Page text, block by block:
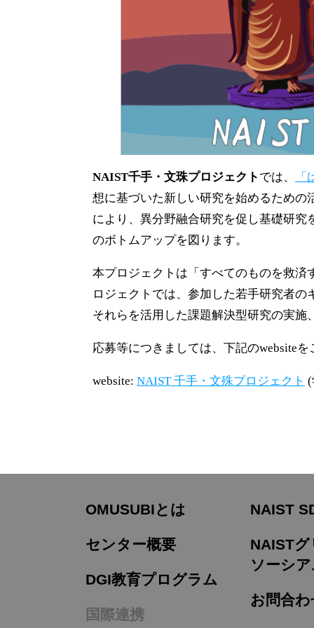
NAIST千手・文珠プロジェクト では、
想に基づいた新しい研究を始めるため
により、異分野融合研究を促し基礎研
のボトムアップを図ります。
本プロジェクトは「すべてのものを救
ロジェクトでは、参加した若手研究者
それらを活用した課題解決型研究の実
応募等につきましては、下記のwebsite
website: NAIST 千手・文殊プロジェクト (
OMUSUBIとは
センター概要
DGI教育プログラム
国際連携
NAIST
NAIST
ソーシ
お問合わ